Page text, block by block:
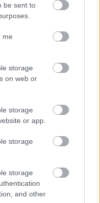
be sent to
me
storage
on web or
storage
or app.
storage
storage
and other
πότε θα
Ιράν: «Υπάρχουν
Και έχει τους λόγους
Τι δείχνουν νέες
ηρεμούν το νευρικό
πολύ απλή